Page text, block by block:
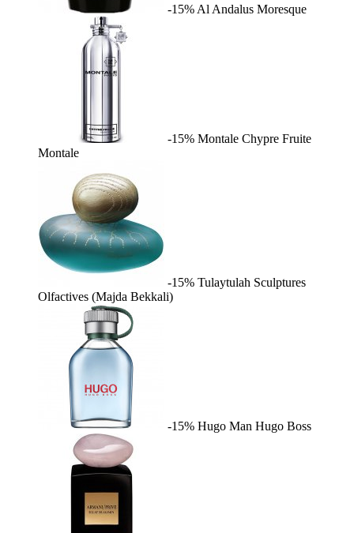
-15% Al Andalus Moresque
-15% Montale Chypre Fruite
Montale
-15% Tulaytulah Sculptures
Olfactives (Majda Bekkali)
-15% Hugo Man Hugo Boss